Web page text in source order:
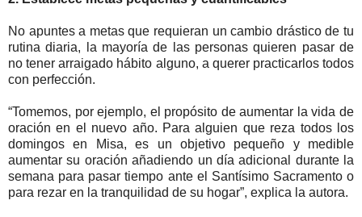
No apuntes a metas que requieran un cambio drástico de tu
rutina diaria, la mayoría de las personas quieren pasar de
no tener arraigado hábito alguno, a querer practicarlos todos
con perfección.
“Tomemos, por ejemplo, el propósito de aumentar la vida de
oración en el nuevo año. Para alguien que reza todos los
domingos en Misa, es un objetivo pequeño y medible
aumentar su oración añadiendo un día adicional durante la
semana para pasar tiempo ante el Santísimo Sacramento o
para rezar en la tranquilidad de su hogar”, explica la autora.